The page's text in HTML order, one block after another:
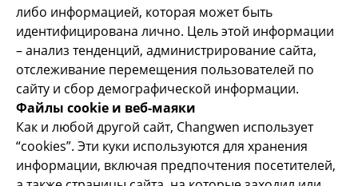
либо информацией, которая может быть
идентифицирована лично. Цель этой информации
– анализ тенденций, администрирование сайта,
отслеживание перемещения пользователей по
сайту и сбор демографической информации.
Файлы cookie и веб-маяки
Как и любой другой сайт, Changwen использует
“cookies”. Эти куки используются для хранения
информации, включая предпочтения посетителей,